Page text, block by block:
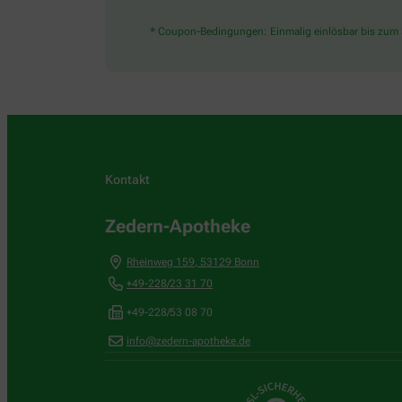
* Coupon-Bedingungen: Einmalig einlösbar bis
Kontakt
Zedern-Apotheke
Rheinweg 159, 53129 Bonn
+49-228/23 31 70
+49-228/53 08 70
info@zedern-apotheke.de